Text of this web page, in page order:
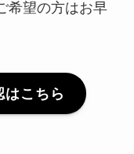
希望の方はお早
はこちら